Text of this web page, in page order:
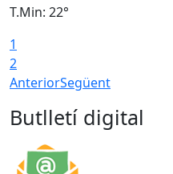
T.Min: 22°
1
2
AnteriorSegüent
Butlletí digital